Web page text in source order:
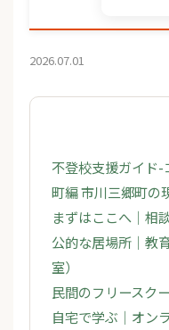
2026.07.01
不登校支援ガイド
町編 市川三郷町の
まずはここへ｜相
公的な居場所｜教
室）
民間のフリースク
自宅で学ぶ｜オン